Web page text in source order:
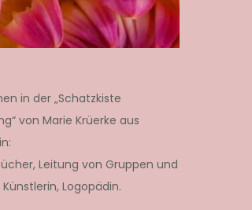
in der „Schatzkiste
von Marie Krüerke aus
Leitung von Gruppen und
Logopädin.